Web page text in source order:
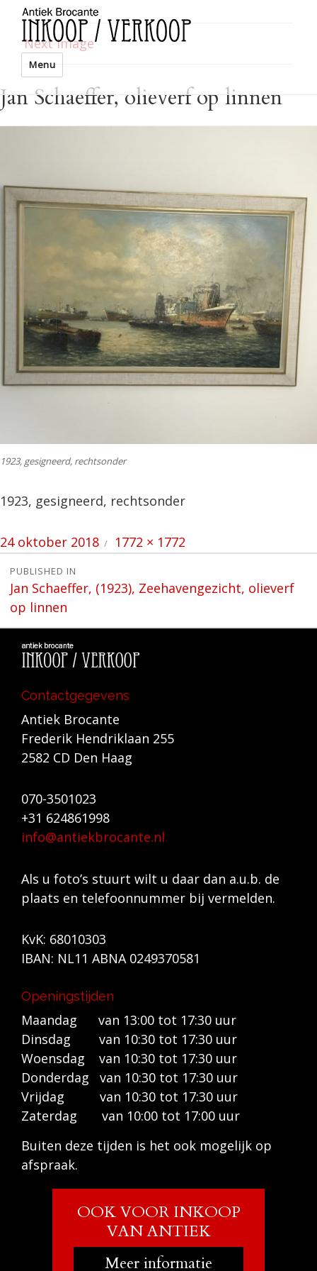
Menu
Next Image
Jan Schaeffer, olieverf op linnen
1923, gesigneerd, rechtsonder
1923, gesigneerd, rechtsonder
Posted
on
24 oktober 2018
Full
size
1772 × 1772
Bericht
navigatie
PUBLISHED IN
Jan Schaeffer, (1923), Zeehavengezicht, olieverf
op linnen
Contactgegevens
Antiek Brocante
Frederik Hendriklaan 255
2582 CD Den Haag
070-3501023
+31 624861998
info@antiekbrocante.nl
Als u foto’s stuurt wilt u daar dan a.u.b. de
plaats en telefoonnummer bij vermelden.
KvK: 68010303
IBAN: NL11 ABNA 0249370581
Openingstijden
Maandag van 13:00 tot 17:30 uur
Dinsdag van 10:30 tot 17:30 uur
Woensdag van 10:30 tot 17:30 uur
Donderdag van 10:30 tot 17:30 uur
Vrijdag van 10:30 tot 17:30 uur
Zaterdag van 10:00 tot 17:00 uur
Buiten deze tijden is het ook mogelijk op
afspraak.
OOK VOOR INKOOP
VAN ANTIEK
Meer informatie